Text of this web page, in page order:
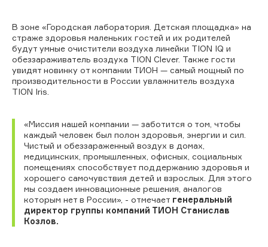
В зоне «Городская лаборатория. Детская площадка» на
страже здоровья маленьких гостей и их родителей
будут умные очистители воздуха линейки TION IQ и
обеззараживатель воздуха TION Clever. Также гости
увидят новинку от компании ТИОН — самый мощный по
производительности в России увлажнитель воздуха
TION Iris.
«Миссия нашей компании — заботится о том, чтобы
каждый человек был полон здоровья, энергии и сил.
Чистый и обеззараженный воздух в домах,
медицинских, промышленных, офисных, социальных
помещениях способствует поддержанию здоровья и
хорошего самочувствия детей и взрослых. Для этого
мы создаем инновационные решения, аналогов
которым нет в России», - отмечает генеральный
директор группы компаний ТИОН Станислав
Козлов.